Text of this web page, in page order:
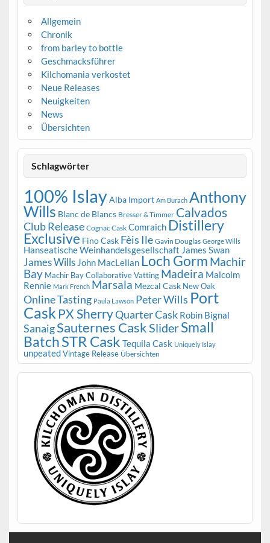
Allgemein
Chronik
from barley to bottle
Geschmacksführer
Kilchomania verkostet
Neue Releases
Neuigkeiten
News
Übersichten
Schlagwörter
100% IslayAlba Import Am Burach Anthony
Wills Blanc de Blancs Bresser & Timmer Calvados
Club Release Cognac Cask Comraich Distillery
Exclusive Fino Cask Fèis Ile Gavin Douglas George Wills
Hanseatische Weinhandelsgesellschaft James Swan
James Wills John MacLellan Loch Gorm Machir
Bay Machir Bay Collaborative Vatting Madeira Malcolm
Rennie Mark French Marsala Mezcal Cask New Oak
Online Tasting Paula Lawson Peter Wills Port
Cask PX SherryQuarter Cask Robin Bignal
SanaigSauternes CaskSliderSmall
BatchSTR Cask Tequila Cask Uniquely Islay
unpeatedVintage Release Übersichten